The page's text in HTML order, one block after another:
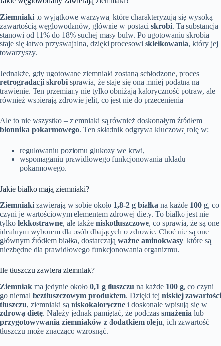
Ziemniaki to wyjątkowe warzywa, które charakteryzują się wysoką
zawartością węglowodanów, głównie w postaci skrobi. Ta substancja
stanowi od 11% do 18% suchej masy bulw. Po ugotowaniu skrobia
staje się łatwo przyswajalna, dzięki procesowi skleikowania, który jej
towarzyszy.
Jednakże, gdy ugotowane ziemniaki zostaną schłodzone, proces
retrogradacji skrobi sprawia, że staje się ona mniej podatna na
trawienie. Ten przemiany nie tylko obniżają kaloryczność potraw, ale
również wspierają zdrowie jelit, co jest nie do przecenienia.
Ale to nie wszystko – ziemniaki są również doskonałym źródłem
błonnika pokarmowego. Ten składnik odgrywa kluczową rolę w:
regulowaniu poziomu glukozy we krwi,
wspomaganiu prawidłowego funkcjonowania układu
pokarmowego.
Jakie białko mają ziemniaki?
Ziemniaki zawierają w sobie około 1,8-2 g białka na każde 100 g, co
czyni je wartościowym elementem zdrowej diety. To białko jest nie
tylko lekkostrawne, ale także niskotłuszczowe, co sprawia, że są one
idealnym wyborem dla osób dbających o zdrowie. Choć nie są one
głównym źródłem białka, dostarczają ważne aminokwasy, które są
niezbędne dla prawidłowego funkcjonowania organizmu.
Ile tłuszczu zawiera ziemniak?
Ziemniak ma jedynie około 0,1 g tłuszczu na każde 100 g, co czyni
go niemal beztłuszczowym produktem. Dzięki tej niskiej zawartości
tłuszczu, ziemniaki są niskokaloryczne i doskonale wpisują się w
zdrową dietę. Należy jednak pamiętać, że podczas smażenia lub
przygotowywania ziemniaków z dodatkiem oleju, ich zawartość
tłuszczu może znacząco wzrosnąć.